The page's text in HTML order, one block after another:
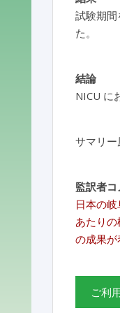
試験期
た。
結論
NICU に
サマリ
監訳者
日本の
あたり
の成果
ご利